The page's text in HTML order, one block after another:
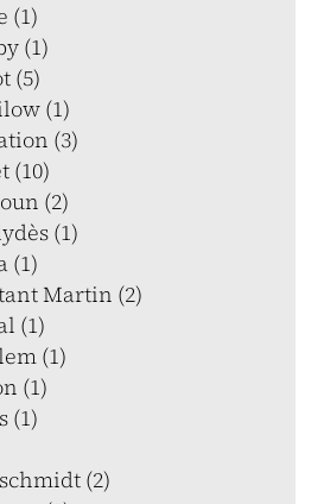
(1)
(1)
(5)
(1)
(3)
(10)
(2)
(1)
(1)
Martin (2)
(1)
(1)
(1)
(1)
(2)